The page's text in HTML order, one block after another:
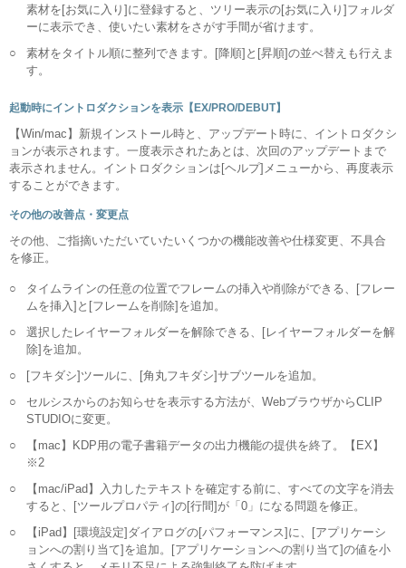
素材を[お気に入り]に登録すると、ツリー表示の[お気に入り]フォルダ
ーに表示でき、使いたい素材をさがす手間が省けます。
○
素材をタイトル順に整列できます。[降順]と[昇順]の並べ替えも行えま
す。
起動時にイントロダクションを表示【EX/PRO/DEBUT】
【Win/mac】新規インストール時と、アップデート時に、イントロダクシ
ョンが表示されます。一度表示されたあとは、次回のアップデートまで
表示されません。イントロダクションは[ヘルプ]メニューから、再度表示
することができます。
その他の改善点・変更点
その他、ご指摘いただいていたいくつかの機能改善や仕様変更、不具合
を修正。
○
タイムラインの任意の位置でフレームの挿入や削除ができる、[フレー
ムを挿入]と[フレームを削除]を追加。
○
選択したレイヤーフォルダーを解除できる、[レイヤーフォルダーを解
除]を追加。
○
[フキダシ]ツールに、[角丸フキダシ]サブツールを追加。
○
セルシスからのお知らせを表示する方法が、WebブラウザからCLIP
STUDIOに変更。
○
【mac】KDP用の電子書籍データの出力機能の提供を終了。【EX】
※2
○
【mac/iPad】入力したテキストを確定する前に、すべての文字を消去
すると、[ツールプロパティ]の[行間]が「0」になる問題を修正。
○
【iPad】[環境設定]ダイアログの[パフォーマンス]に、[アプリケーシ
ョンへの割り当て]を追加。[アプリケーションへの割り当て]の値を小